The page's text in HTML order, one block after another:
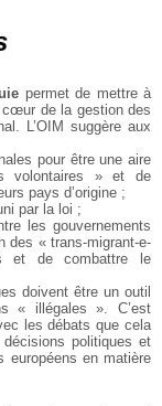
permet de mettre à
cœur de la gestion des
L’OIM suggère aux
pour être une aire
volontaires » et de
pays d’origine ;
par la loi ;
les gouvernements
des « trans-migrant-e-
et de combattre le
doivent être un outil
« illégales ». C’est
les débats que cela
politiques et
européens en matière